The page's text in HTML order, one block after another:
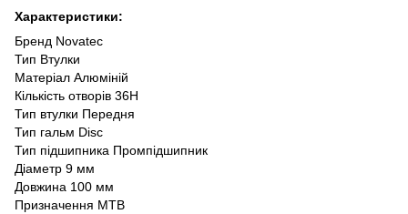
Характеристики:
Бренд Novatec
Тип Втулки
Матеріал Алюміній
Кількість отворів 36H
Тип втулки Передня
Тип гальм Disc
Тип підшипника Промпідшипник
Діаметр 9 мм
Довжина 100 мм
Призначення МТВ